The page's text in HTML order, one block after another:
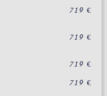
719 €
719 €
719 €
719 €